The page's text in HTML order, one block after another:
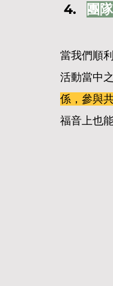
團
當我們順
活動當中
係，參與
福音上也